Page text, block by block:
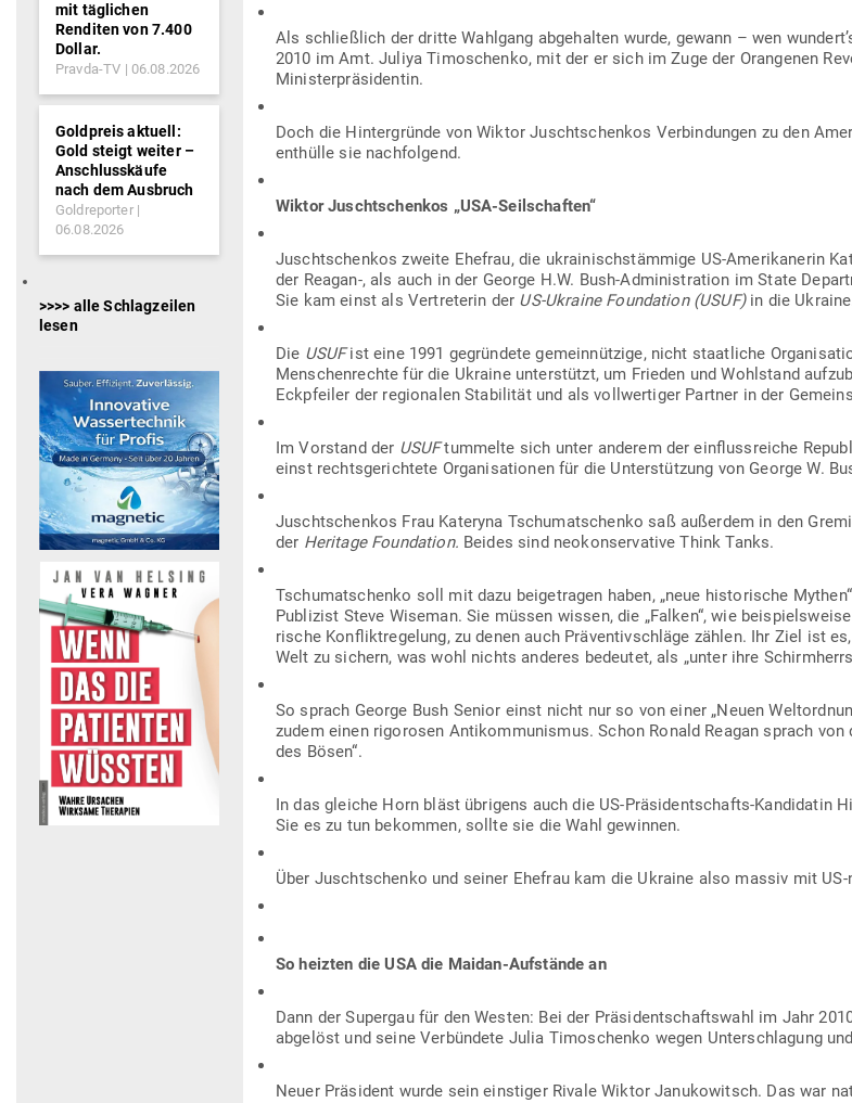
Als schließlich der dritte Wahlgang abge­halten wurde, gewann – wen
2010 im Amt. Juliya Timo­schenko, mit der er sich im Zuge der Oran­genen
Ministerpräsidentin.
Doch die Hin­ter­gründe von Wiktor Juscht­schenkos Ver­bin­dungen zu den
ent­hülle sie nachfolgend.
Wiktor Juscht­schenkos „USA-Seil­schaften“
Juscht­schenkos zweite Ehefrau, die ukrai­nisch­stämmige US-Ame­ri­ka­nerin
der Reagan‑, als auch in der George H.W. Bush-Admi­nis­tration im State
Sie kam einst als Ver­tre­terin der US-Ukraine Foun­dation (USUF)in die
Die USUFist eine 1991 gegründete gemein­nützige, nicht staat­liche
Men­schen­rechte für die Ukraine unter­stützt, um Frieden und Wohl­stand
Eck­pfeiler der regio­nalen Sta­bi­lität und als voll­wer­tiger Partner in der
Im Vor­stand der USUFtum­melte sich unter anderem der ein­fluss­reiche
einst rechts­ge­richtete Orga­ni­sa­tionen für die Unter­stützung von George W.
Juscht­schenkos Frau Kateryna Tschu­mat­schenko saß außerdem in den
der Heritage Foun­dation. Beides sind neo­kon­ser­vative Think Tanks.
Tschu­mat­schenko soll mit dazu bei­getragen haben, „neue his­to­rische
Publizist Steve Wiseman. Sie müssen wissen, die „Falken“, wie
rische Kon­flikt­re­gelung, zu denen auch Prä­ven­tiv­schläge zählen. Ihr Ziel ist
Welt zu sichern, was wohl nichts anderes bedeutet, als „unter ihre
So sprach George Bush Senior einst nicht nur so von einer „Neuen
zudem einen rigo­rosen Anti­kom­mu­nismus. Schon Ronald Reagan sprach
des Bösen“.
In das gleiche Horn bläst übrigens auch die US-Prä­si­dent­schafts-Kan­di­datin
Sie es zu tun bekommen, sollte sie die Wahl gewinnen.
Über Juscht­schenko und seiner Ehefrau kam die Ukraine also massiv mit
So heizten die USA die Maidan-Auf­stände an
Dann der Supergau für den Westen: Bei der Prä­si­dent­schaftswahl im Jahr
abgelöst und seine Ver­bündete Julia Timo­schenko wegen Unter­schlagung
Neuer Prä­sident wurde sein eins­tiger Rivale Wiktor Janu­ko­witsch. Das war
mit täglichen
Renditen von 7.400
Dollar.
Pravda-TV 06.08.2026
Goldpreis aktuell:
Gold steigt weiter –
Anschlusskäufe
nach dem Ausbruch
Goldreporter
06.08.2026
>>>> alle Schlagzeilen
lesen